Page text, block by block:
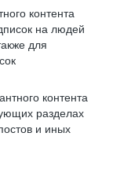
контента
на людей
для
контента
разделах
и иных